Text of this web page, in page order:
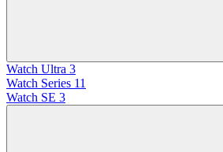
Watch Ultra 3
Watch Series 11
Watch SE 3